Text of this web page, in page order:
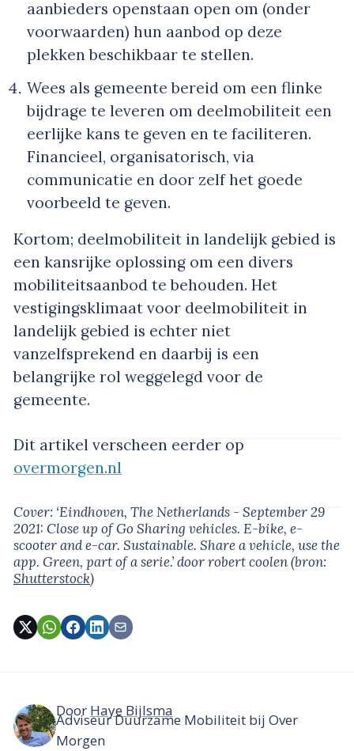
aanbieders openstaan open om (onder
voorwaarden) hun aanbod op deze
plekken beschikbaar te stellen.
Wees als gemeente bereid om een flinke
bijdrage te leveren om deelmobiliteit een
eerlijke kans te geven en te faciliteren.
Financieel, organisatorisch, via
communicatie en door zelf het goede
voorbeeld te geven.
Kortom; deelmobiliteit in landelijk gebied is
een kansrijke oplossing om een divers
mobiliteitsaanbod te behouden. Het
vestigingsklimaat voor deelmobiliteit in
landelijk gebied is echter niet
vanzelfsprekend en daarbij is een
belangrijke rol weggelegd voor de
gemeente.
Dit artikel verscheen eerder op
overmorgen.nl
Cover: ‘Eindhoven, The Netherlands - September 29
2021: Close up of Go Sharing vehicles. E-bike, e-
scooter and e-car. Sustainable. Share a vehicle, use the
app. Green, part of a serie.’door robert coolen(bron:
Shutterstock)
Door Haye Bijlsma
Adviseur Duurzame Mobiliteit bij Over
Morgen